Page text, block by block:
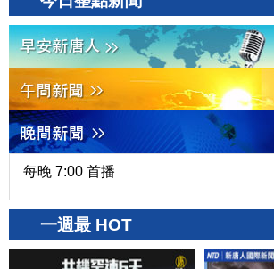
每晚 7:00 首播
一週最 HOT